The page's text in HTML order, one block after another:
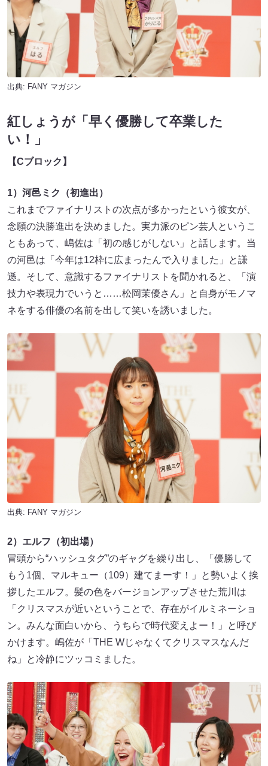
出典: FANY マガジン
紅しょうが「早く優勝して卒業した
い！」
【Cブロック】
1）河邑ミク（初進出）
これまでファイナリストの次点が多かったという彼女が、
念願の決勝進出を決めました。実力派のピン芸人というこ
ともあって、嶋佐は「初の感じがしない」と話します。当
の河邑は「今年は12枠に広まったんで入りました」と謙
遜。そして、意識するファイナリストを聞かれると、「演
技力や表現力でいうと……松岡茉優さん」と自身がモノマ
ネをする俳優の名前を出して笑いを誘いました。
出典: FANY マガジン
2）エルフ（初出場）
冒頭から“ハッシュタグ”のギャグを繰り出し、「優勝して
もう1個、マルキュー（109）建てまーす！」と勢いよく挨
拶したエルフ。髪の色をバージョンアップさせた荒川は
「クリスマスが近いということで、存在がイルミネーショ
ン。みんな面白いから、うちらで時代変えよー！」と呼び
かけます。嶋佐が「THE Wじゃなくてクリスマスなんだ
ね」と冷静にツッコミました。